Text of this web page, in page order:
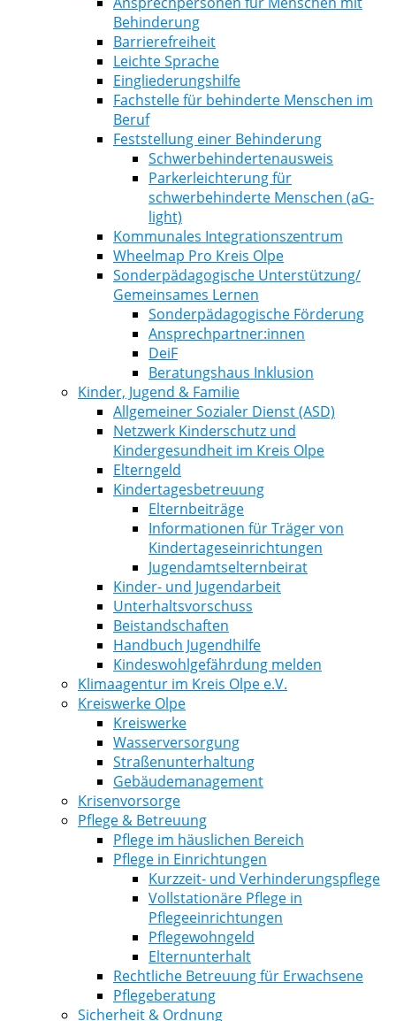
Behinderung
Barrierefreiheit
Leichte Sprache
Eingliederungshilfe
Fachstelle für behinderte Menschen im
Beruf
Feststellung einer Behinderung
Schwerbehindertenausweis
Parkerleichterung für
schwerbehinderte Menschen (aG-
light)
Kommunales Integrationszentrum
Wheelmap Pro Kreis Olpe
Sonderpädagogische Unterstützung/
Gemeinsames Lernen
Sonderpädagogische Förderung
Ansprechpartner:innen
DeiF
Beratungshaus Inklusion
Kinder, Jugend & Familie
Allgemeiner Sozialer Dienst (ASD)
Netzwerk Kinderschutz und
Kindergesundheit im Kreis Olpe
Elterngeld
Kindertagesbetreuung
Elternbeiträge
Informationen für Träger von
Kindertageseinrichtungen
Jugendamtselternbeirat
Kinder- und Jugendarbeit
Unterhaltsvorschuss
Beistandschaften
Handbuch Jugendhilfe
Kindeswohlgefährdung melden
Klimaagentur im Kreis Olpe e.V.
Kreiswerke Olpe
Kreiswerke
Wasserversorgung
Straßenunterhaltung
Gebäudemanagement
Krisenvorsorge
Pflege & Betreuung
Pflege im häuslichen Bereich
Pflege in Einrichtungen
Kurzzeit- und Verhinderungspflege
Vollstationäre Pflege in
Pflegeeinrichtungen
Pflegewohngeld
Elternunterhalt
Rechtliche Betreuung für Erwachsene
Pflegeberatung
Sicherheit & Ordnung